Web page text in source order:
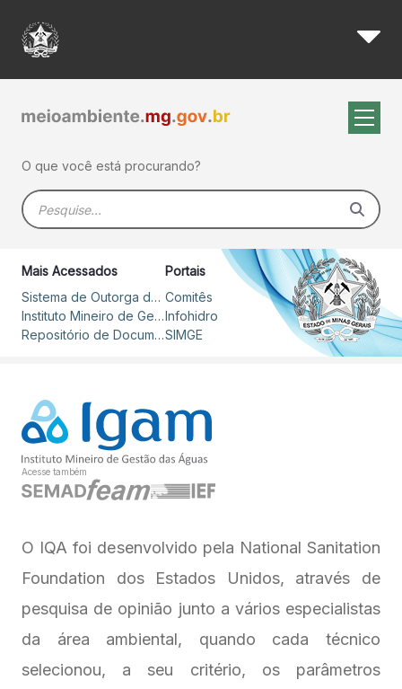
Pular para o Conteúdo principal
Índice de Qualidade das
O que você está procurando?
Barra de busca
Mais Acessados
Sistema de Outorga de Direito de Uso de Recursos Hídricos – SOUT
Instituto Mineiro de Gestão das Águas
Repositório de Documentos
Portais
Comitês
Infohidro
SIMGE
Acesse também
O IQA foi desenvolvido pela National Sanitation
Foundation dos Estados Unidos, através de
pesquisa de opinião junto a vários especialistas
da área ambiental, quando cada técnico
selecionou, a seu critério, os parâmetros